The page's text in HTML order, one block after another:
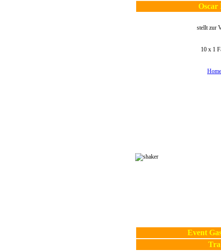
Oscar
stellt zur
10 x 1
Event